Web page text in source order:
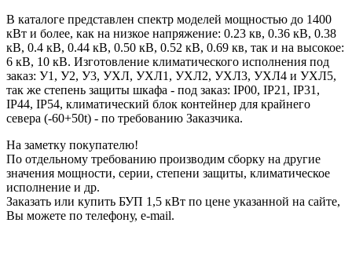
В каталоге представлен спектр моделей мощностью до 1400
кВт и более, как на низкое напряжение: 0.23 кв, 0.36 кВ, 0.38
кВ, 0.4 кВ, 0.44 кВ, 0.50 кВ, 0.52 кВ, 0.69 кв, так и на высокое:
6 кВ, 10 кВ. Изготовление климатического исполнения под
заказ: У1, У2, У3, УХЛ, УХЛ1, УХЛ2, УХЛ3, УХЛ4 и УХЛ5,
так же степень защиты шкафа - под заказ: IP00, IP21, IP31,
IP44, IP54, климатический блок контейнер для крайнего
севера (-60+50t) - по требованию Заказчика.
На заметку покупателю!
По отдельному требованию производим сборку на другие
значения мощности, серии, степени защиты, климатическое
исполнение и др.
Заказать или купить БУП 1,5 кВт по цене указанной на сайте,
Вы можете по телефону, e-mail.